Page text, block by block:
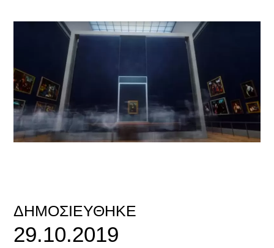
ΔΗΜΟΣΙΕΎΘΗΚΕ
29.10.2019